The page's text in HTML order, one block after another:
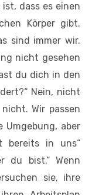
dass es einen
Körper gibt.
sind immer wir.
nicht gesehen
du dich in den
Nein, nicht
Wir passen
Umgebung, aber
bereits in uns“
du bist.“ Wenn
sie, ihre